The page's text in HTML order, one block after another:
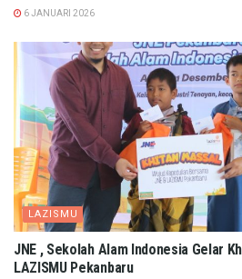
6 JANUARI 2026
LAZISMU
JNE , Sekolah Alam Indonesia Gelar
LAZISMU Pekanbaru